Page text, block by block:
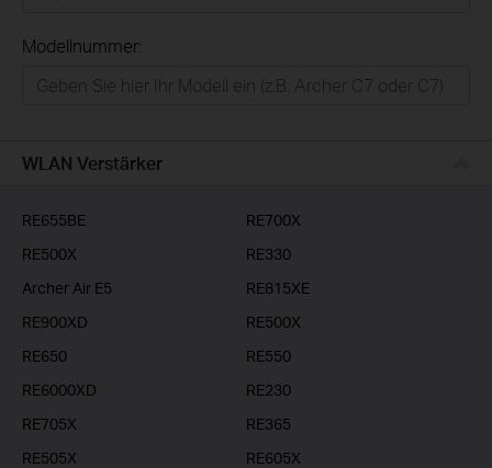
Businessanwender
Modellnummer:
WLAN Verstärker
RE655BE
RE700X
RE500X
RE330
Archer Air E5
RE815XE
RE900XD
RE500X
RE650
RE550
RE6000XD
RE230
RE705X
RE365
RE505X
RE605X